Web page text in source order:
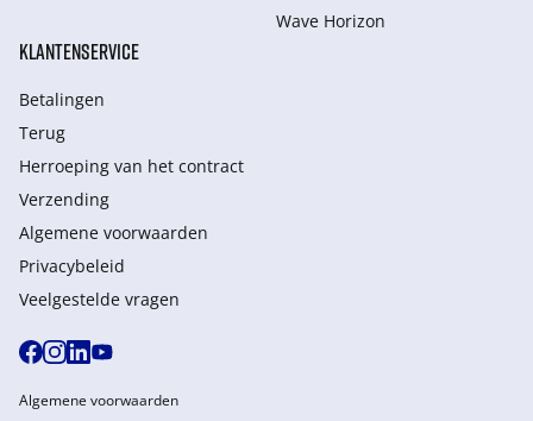
Wave Horizon
KLANTENSERVICE
Betalingen
Terug
Herroeping van het contract
Verzending
Algemene voorwaarden
Privacybeleid
Veelgestelde vragen
Algemene voorwaarden